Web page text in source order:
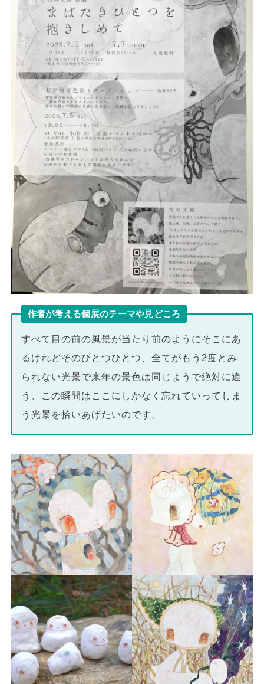
作者が考える個展のテーマや見どころ
すべて目の前の風景が当たり前のようにそこにあ
るけれどそのひとつひとつ、全てがもう2度とみ
られない光景で来年の景色は同じようで絶対に違
う、この瞬間はここにしかなく忘れていってしま
う光景を拾いあげたいのです。